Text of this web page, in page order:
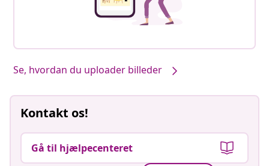
Se, hvordan du uploader billeder
Kontakt os!
Gå til hjælpecenteret